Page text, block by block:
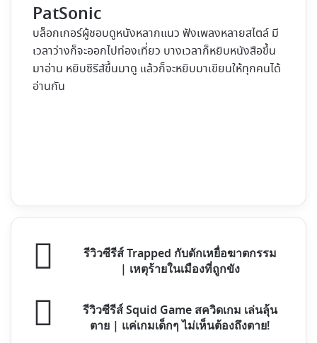
PatSonic
บล็อกเกอร์ผู้ชอบดูหนังหลากแนว ฟังเพลงหลายสไตล์ มี
เวลาว่างก็จะออกไปท่องเที่ยว บางเวลาก็หยิบหนังสือขึ้น
มาอ่าน หยิบซีรีส์ขึ้นมาดู แล้วก็จะหยิบมาเขียนให้ทุกคนได้
อ่านกัน
รีวิว
Trapped
กับ
รีวิวซีรีส์ Trapped กับดักเหยื่อฆาตกรรม
| เหตุร้ายในเมืองที่ถูกขัง
รีวิว
รีวิวซีรีส์ Squid Game สควิดเกม เล่นลุ้น
ตาย | แค่เกมเด็กๆ ไม่เห็นต้องถึงตาย!